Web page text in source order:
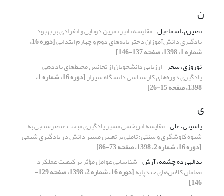
ن
نصیری، اسماعیل مقایسه تاثیر تمرین دوتایی و انفرادی بر بهبود
یادگیری دانش‌آموزان دختر پایه‌های دوم و چهارم ابتدایی [دوره 16،
شماره 1، 1398، صفحه 137-146]
نوروزی، سحر ارزیابی دانشجویان از تجانس محیط‌های یاددهی -
یادگیری دوره‌های کارشناسی دانشگاه شیراز [دوره 16، شماره 1،
1398، صفحه 15-26]
ی
یاسینی، علی مقایسه اثربخشی مسیر یادگیری مبحث عنصرسنجی به
شیوه کاوشگری و سنتی؛ تاملی بر تعیین مسیر دانش در یادگیری شیمی
[دوره 16، شماره 2، 1398، صفحه 73-86]
یدالهی ده چشمه، آرش شناسایی عوامل مؤثر بر کیفیت عملکرد
معلمان کلاس‌های چندپایه [دوره 16، شماره 2، 1398، صفحه 129-
146]